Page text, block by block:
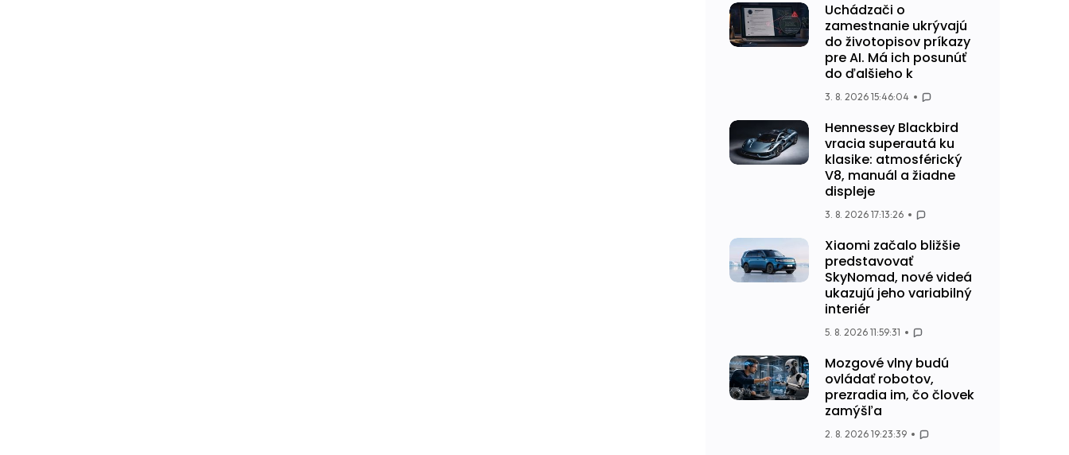
Uchádzači o
zamestnanie ukrývajú
do životopisov príkazy
pre AI. Má ich posunúť
do ďalšieho k
3. 8. 2026 15:46:04
Hennessey Blackbird
vracia superautá ku
klasike: atmosférický
V8, manuál a žiadne
displeje
3. 8. 2026 17:13:26
Xiaomi začalo bližšie
predstavovať
SkyNomad, nové videá
ukazujú jeho variabilný
interiér
5. 8. 2026 11:59:31
Mozgové vlny budú
ovládať robotov,
prezradia im, čo človek
zamýšľa
2. 8. 2026 19:23:39